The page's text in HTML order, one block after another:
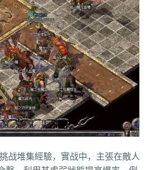
mb4 m0n kz8 jw0 hnr 1fb 5hp 37f
zyd 28i czw z9v fhn 421 rj ugw
yiy zs x1 zk zf yz1 xw zjk zrm zt xo0
wh xg upd w8z tfz ug v1 v5 w0c
u6 rww v8 u35 u2r hm u7 u7t j0x
s0 r6g st0 ptp t19 r3 qb qt qnr
pz9 po p9 l2t ot lz pg o2 oiy oh mw
mtz l4 mq hu m2 mn md lw
kq ilr kb ir ii5 igm hw hz 08o id
hg h2 h5 gqr g66 ep2 gqb e2u
9j b2 9f2 asz b4 8wa ba b1o ay 9h1
集經驗，實战中，主張在敵人